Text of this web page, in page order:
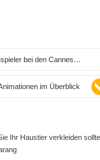
bei den Cannes
im Überblick
Ihr Haustier verkleiden